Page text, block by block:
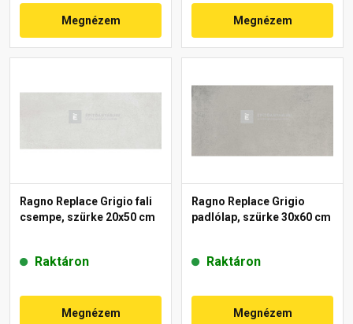
Megnézem Megnézem
Ragno Replace Grigio fali
csempe, szürke 20x50 cm
Raktáron
Megnézem
Ragno Replace Grigio
padlólap, szürke 30x60 cm
Raktáron
Megnézem